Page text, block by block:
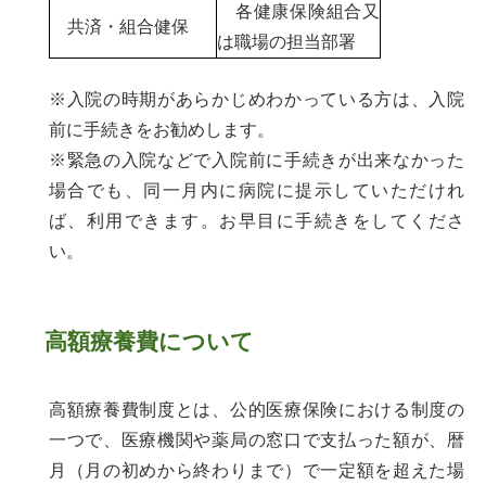
共済・組合健保
各健康保険組合又
は職場の担当部署
※入院の時期があらかじめわかっている方は、入院
前に手続きをお勧めします。
※緊急の入院などで入院前に手続きが出来なかった
場合でも、同一月内に病院に提示していただけれ
ば、利用できます。お早目に手続きをしてくださ
い。
高額療養費について
高額療養費制度とは、公的医療保険における制度の
一つで、医療機関や薬局の窓口で支払った額が、暦
月（月の初めから終わりまで）で一定額を超えた場